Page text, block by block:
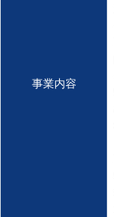
事業内容